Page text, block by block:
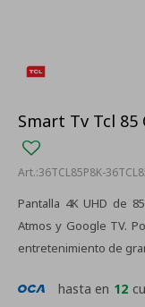
Smart Tv Tcl 85
36TCL85P8K-
Pantalla 4K UHD de
Atmos y Google TV.
entretenimiento de
hasta en 12